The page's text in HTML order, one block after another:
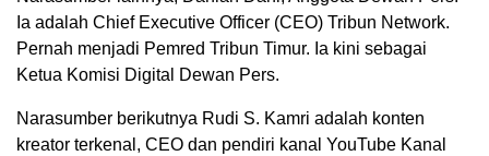
Ia adalah Chief Executive Officer (CEO) Tribun Network.
Pernah menjadi Pemred Tribun Timur. Ia kini sebagai
Ketua Komisi Digital Dewan Pers.
Narasumber berikutnya Rudi S. Kamri adalah konten
kreator terkenal, CEO dan pendiri kanal YouTube Kanal